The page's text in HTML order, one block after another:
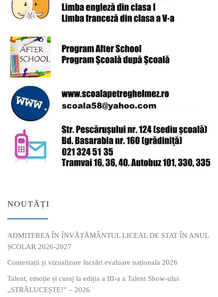
NOUTĂȚI
ADMITEREA ÎN ÎNVĂȚĂMÂNTUL LICEAL DE STAT ÎN ANUL
ȘCOLAR 2026-2027
Contestații și vizualizare lucrări evaluare naționala 2026
Talent, emoție și curaj la ediția a III-a a Talent Show-ului
„STRĂLUCEȘTE!” – 2026